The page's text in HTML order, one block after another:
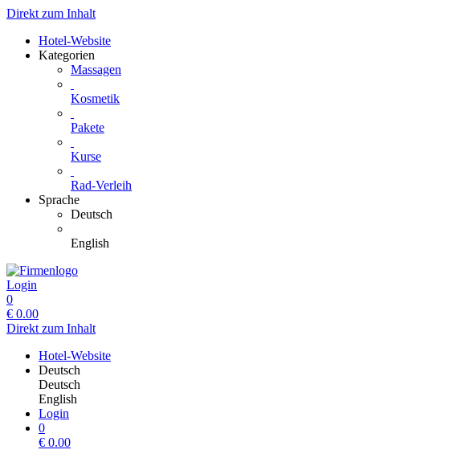
Direkt zum Inhalt
Hotel-Website
Kategorien
Massagen
Kosmetik
Pakete
Kurse
Rad-Verleih
Sprache
Deutsch
English
Login
0
€ 0.00
Direkt zum Inhalt
Hotel-Website
Deutsch
Deutsch
English
Login
0
€ 0.00